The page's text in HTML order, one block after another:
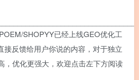
SHOPYY已经上线GEO优化工
接反馈给用户你说的内容，对于独立
，优化更强大，欢迎点击左下方阅读